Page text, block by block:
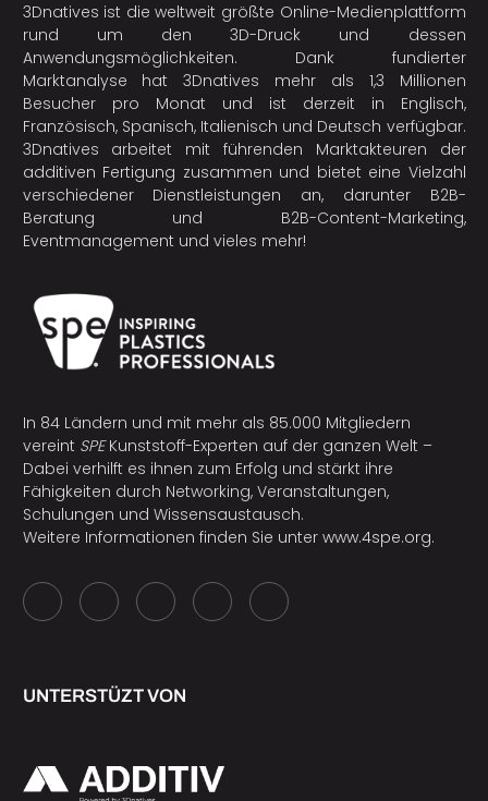
3Dnatives ist die weltweit größte Online-Medienplattform
rund um den 3D-Druck und dessen
Anwendungsmöglichkeiten. Dank fundierter
Marktanalyse hat 3Dnatives mehr als 1,3 Millionen
Besucher pro Monat und ist derzeit in Englisch,
Französisch, Spanisch, Italienisch und Deutsch verfügbar.
3Dnatives arbeitet mit führenden Marktakteuren der
additiven Fertigung zusammen und bietet eine Vielzahl
verschiedener Dienstleistungen an, darunter B2B-
Beratung und B2B-Content-Marketing,
Eventmanagement und vieles mehr!
In 84 Ländern und mit mehr als 85.000 Mitgliedern
vereint SPEKunststoff-Experten auf der ganzen Welt –
Dabei verhilft es ihnen zum Erfolg und stärkt ihre
Fähigkeiten durch Networking, Veranstaltungen,
Schulungen und Wissensaustausch.
Weitere Informationen finden Sie unter www.4spe.org.
UNTERSTÜZT VON